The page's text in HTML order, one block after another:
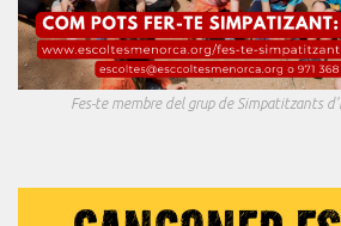
Fes-te membre del grup de Simpatitzants